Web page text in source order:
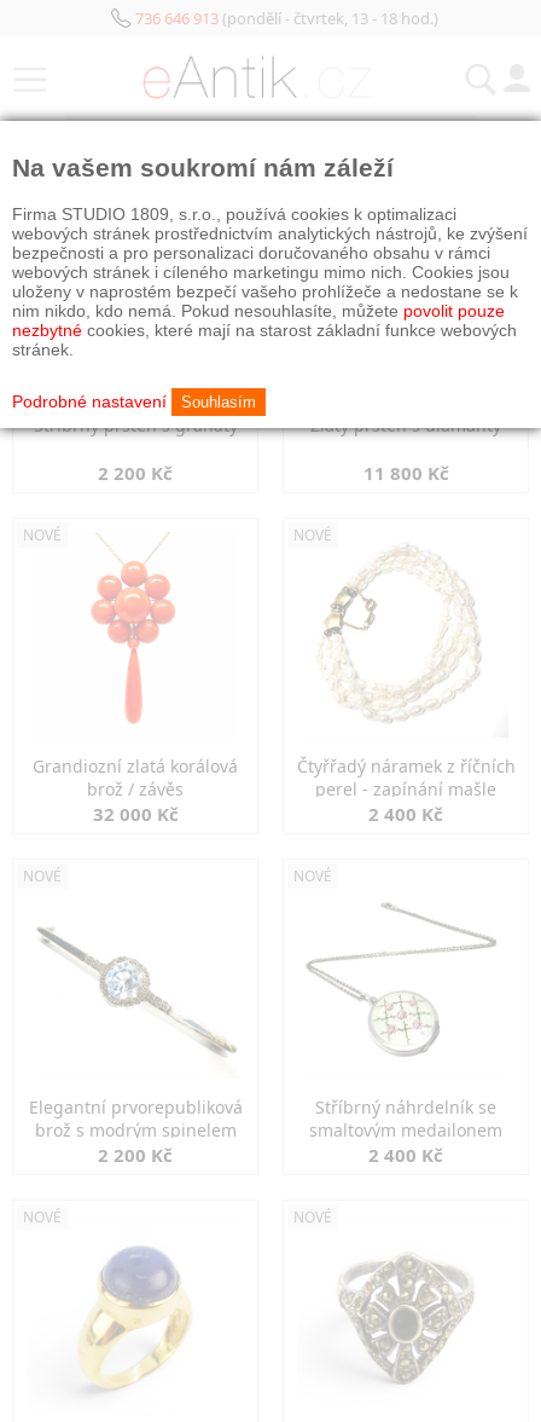
736 646 913(pondělí - čtvrtek, 13 - 18 hod.)
Stříbrný prsten s granáty
2 200 Kč
Zlatý prsten s diamanty
11 800 Kč
NOVÉ
Grandiozní zlatá korálová
brož / závěs
32 000 Kč
NOVÉ
Čtyřřadý náramek z říčních
perel - zapínání mašle
2 400 Kč
NOVÉ
Elegantní prvorepubliková
brož s modrým spinelem
2 200 Kč
NOVÉ
Stříbrný náhrdelník se
smaltovým medailonem
2 400 Kč
NOVÉ NOVÉ
Na vašem soukromí nám záleží
Firma STUDIO 1809, s.r.o., používá cookies k optimalizaci
webových stránek prostřednictvím analytických nástrojů, ke zvýšení
bezpečnosti a pro personalizaci doručovaného obsahu v rámci
webových stránek i cíleného marketingu mimo nich. Cookies jsou
uloženy v naprostém bezpečí vašeho prohlížeče a nedostane se k
nim nikdo, kdo nemá. Pokud nesouhlasíte, můžete povolit pouze
nezbytné cookies, které mají na starost základní funkce webových
stránek.
Podrobné nastavení Souhlasím